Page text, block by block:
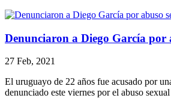
Denunciaron a Diego García por
27 Feb, 2021
El uruguayo de 22 años fue acusado por
denunciado este viernes por el abuso